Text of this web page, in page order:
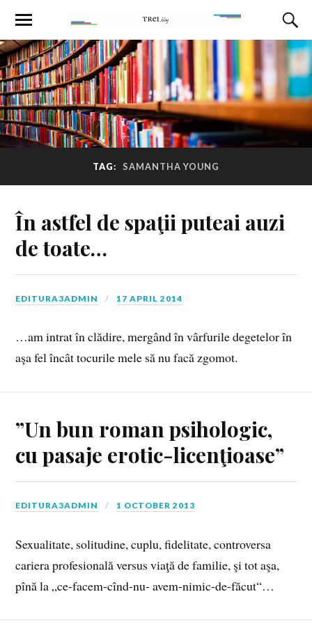
TAG: SAMANTHA YOUNG
În astfel de spaţii puteai auzi
de toate…
EDITURA3ADMIN 17 APRIL 2014
…am intrat în clădire, mergând în vârfurile degetelor în
aşa fel încât tocurile mele să nu facă zgomot.
”Un bun roman psihologic,
cu pasaje erotic-licenţioase”
EDITURA3ADMIN 1 OCTOBER 2013
Sexualitate, solitudine, cuplu, fidelitate, controversa
cariera profesională versus viaţă de familie, şi tot aşa,
pînă la „ce-facem-cînd-nu- avem-nimic-de-făcut“…